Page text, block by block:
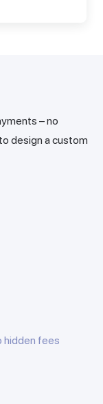
– no
design a custom
hidden fees